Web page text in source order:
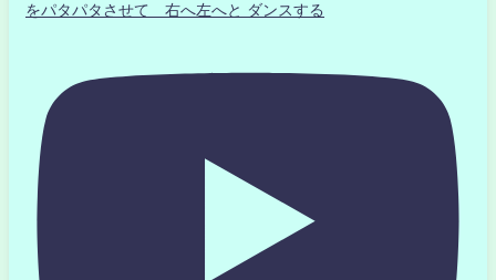
をパタパタさせて 右へ左へと ダンスする